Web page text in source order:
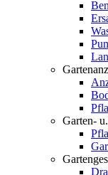
Garten-